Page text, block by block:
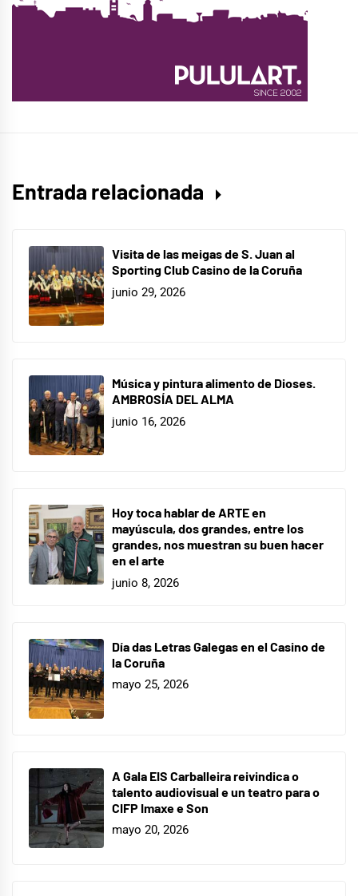
Entrada relacionada
Visita de las meigas de S. Juan al
Sporting Club Casino de la Coruña
junio 29, 2026
Música y pintura alimento de Dioses.
AMBROSÍA DEL ALMA
junio 16, 2026
Hoy toca hablar de ARTE en
mayúscula, dos grandes, entre los
grandes, nos muestran su buen hacer
en el arte
junio 8, 2026
Día das Letras Galegas en el Casino de
la Coruña
mayo 25, 2026
A Gala EIS Carballeira reivindica o
talento audiovisual e un teatro para o
CIFP Imaxe e Son
mayo 20, 2026